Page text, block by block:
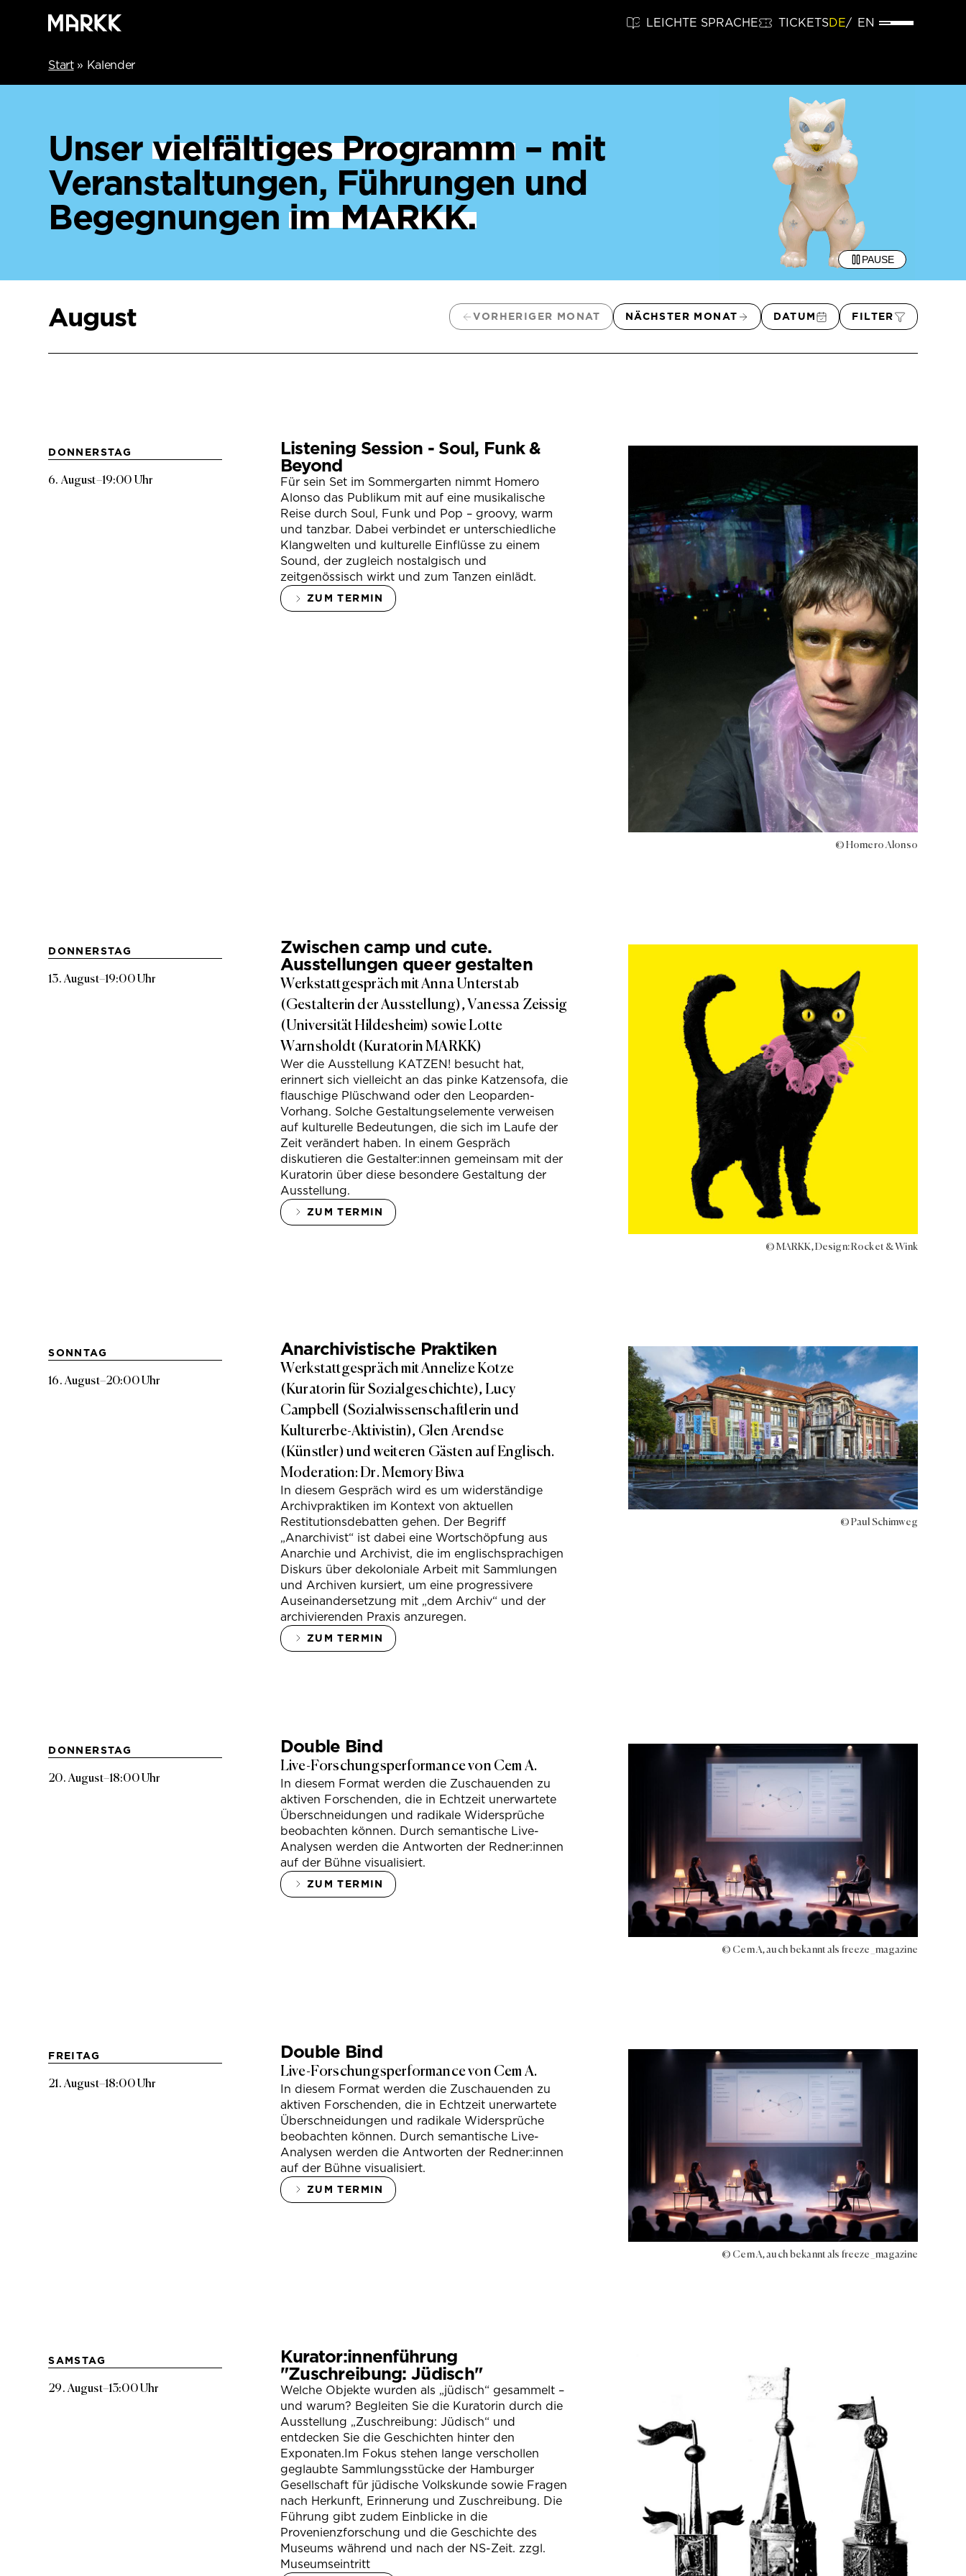
LEICHTE SPRACHE TICKETSDE EN
Start» Kalender
Unser vielfältiges Programm – mit
Veranstaltungen, Führungen und
Begegnungen im MARKK.
PAUSE
August VORHERIGER MONAT NÄCHSTER MONAT DATUM FILTER
DONNERSTAG
6. August–19:00 Uhr
Listening Session - Soul, Funk &
Beyond
Für sein Set im Sommergarten nimmt Homero
Alonso das Publikum mit auf eine musikalische
Reise durch Soul, Funk und Pop – groovy, warm
und tanzbar. Dabei verbindet er unterschiedliche
Klangwelten und kulturelle Einflüsse zu einem
Sound, der zugleich nostalgisch und
zeitgenössisch wirkt und zum Tanzen einlädt.
ZUM TERMIN
© Homero Alonso
DONNERSTAG
13. August–19:00 Uhr
Zwischen camp und cute.
Ausstellungen queer gestalten
Werkstattgespräch mit Anna Unterstab
(Gestalterin der Ausstellung), Vanessa Zeissig
(Universität Hildesheim) sowie Lotte
Warnsholdt (Kuratorin MARKK)
Wer die Ausstellung KATZEN! besucht hat,
erinnert sich vielleicht an das pinke Katzensofa, die
flauschige Plüschwand oder den Leoparden-
Vorhang. Solche Gestaltungselemente verweisen
auf kulturelle Bedeutungen, die sich im Laufe der
Zeit verändert haben. In einem Gespräch
diskutieren die Gestalter:innen gemeinsam mit der
Kuratorin über diese besondere Gestaltung der
Ausstellung.
ZUM TERMIN
© MARKK, Design: Rocket & Wink
SONNTAG
16. August–20:00 Uhr
Anarchivistische Praktiken
Werkstattgespräch mit Annelize Kotze
(Kuratorin für Sozialgeschichte), Lucy
Campbell (Sozialwissenschaftlerin und
Kulturerbe-Aktivistin), Glen Arendse
(Künstler) und weiteren Gästen auf Englisch.
Moderation: Dr. Memory Biwa
In diesem Gespräch wird es um widerständige
Archivpraktiken im Kontext von aktuellen
Restitutionsdebatten gehen. Der Begriff
„Anarchivist“ ist dabei eine Wortschöpfung aus
Anarchie und Archivist, die im englischsprachigen
Diskurs über dekoloniale Arbeit mit Sammlungen
und Archiven kursiert, um eine progressivere
Auseinandersetzung mit „dem Archiv“ und der
archivierenden Praxis anzuregen.
ZUM TERMIN
© Paul Schimweg
DONNERSTAG
20. August–18:00 Uhr
Double Bind
Live-Forschungsperformance von Cem A.
In diesem Format werden die Zuschauenden zu
aktiven Forschenden, die in Echtzeit unerwartete
Überschneidungen und radikale Widersprüche
beobachten können. Durch semantische Live-
Analysen werden die Antworten der Redner:innen
auf der Bühne visualisiert.
ZUM TERMIN
© Cem A, auch bekannt als freeze_magazine
FREITAG
21. August–18:00 Uhr
Double Bind
Live-Forschungsperformance von Cem A.
In diesem Format werden die Zuschauenden zu
aktiven Forschenden, die in Echtzeit unerwartete
Überschneidungen und radikale Widersprüche
beobachten können. Durch semantische Live-
Analysen werden die Antworten der Redner:innen
auf der Bühne visualisiert.
ZUM TERMIN
© Cem A, auch bekannt als freeze_magazine
SAMSTAG
29. August–13:00 Uhr
Kurator:innenführung
"Zuschreibung: Jüdisch"
Welche Objekte wurden als „jüdisch“ gesammelt –
und warum? Begleiten Sie die Kuratorin durch die
Ausstellung „Zuschreibung: Jüdisch“ und
entdecken Sie die Geschichten hinter den
Exponaten.Im Fokus stehen lange verschollen
geglaubte Sammlungsstücke der Hamburger
Gesellschaft für jüdische Volkskunde sowie Fragen
nach Herkunft, Erinnerung und Zuschreibung. Die
Führung gibt zudem Einblicke in die
Provenienzforschung und die Geschichte des
Museums während und nach der NS-Zeit. zzgl.
Museumseintritt